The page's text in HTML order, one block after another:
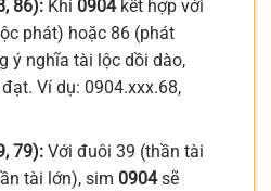
86):Khi 0904kết hợp với
phát) hoặc 86 (phát
ý nghĩa tài lộc dồi dào,
Ví dụ: 0904.xxx.68,
79):Với đuôi 39 (thần tài
tài lớn), sim 0904sẽ